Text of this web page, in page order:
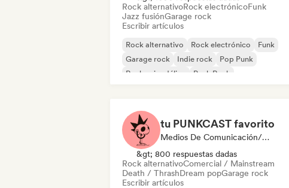
Rock alternativoRock electrónicoFunk
Jazz fusiónGarage rock
Escribir artículos
Rock alternativo Rock electrónico
Funk
Garage rock
Indie rock
Pop Punk
Rock psicodélico
Punk Rock
tu PUNKCAST favorito
Medios De Comunicación/Periodista
&gt; 800 respuestas dadas
Rock alternativoComercial / Mainstream
Death / ThrashDream popGarage rock
Escribir artículos